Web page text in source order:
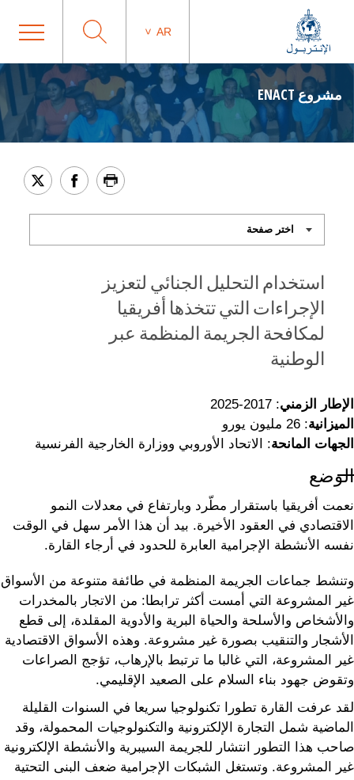
AR
مشروع ENACT
استخدام التحليل الجنائي لتعزيز
الإجراءات التي تتخذها أفريقيا
لمكافحة الجريمة المنظمة عبر
الوطنية
الإطار الزمني: 2017-2025
الميزانية: 26 مليون يورو
الجهات المانحة: الاتحاد الأوروبي ووزارة الخارجية الفرنسية
الوضع
نعمت أفريقيا باستقرار مطّرد وبارتفاع في معدلات النمو
الاقتصادي في العقود الأخيرة. بيد أن هذا الأمر سهل في الوقت
نفسه الأنشطة الإجرامية العابرة للحدود في أرجاء القارة.
وتنشط جماعات الجريمة المنظمة في طائفة متنوعة من الأسواق
غير المشروعة التي أمست أكثر ترابطا: من الاتجار بالمخدرات
والأشخاص والأسلحة والحياة البرية والأدوية المقلدة، إلى قطع
الأشجار والتنقيب بصورة غير مشروعة. وهذه الأسواق الاقتصادية
غير المشروعة، التي غالبا ما ترتبط بالإرهاب، تؤجج الصراعات
وتقوض جهود بناء السلام على الصعيد الإقليمي.
لقد عرفت القارة تطورا تكنولوجيا سريعا في السنوات القليلة
الماضية شمل التجارة الإلكترونية والتكنولوجيات المحمولة، وقد
صاحب هذا التطور انتشار للجريمة السيبرية والأنشطة الإلكترونية
غير المشروعة. وتستغل الشبكات الإجرامية ضعف البنى التحتية